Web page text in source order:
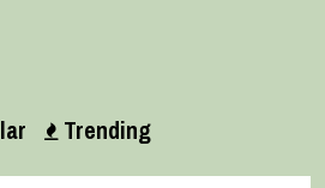
Trending